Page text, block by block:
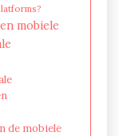
mobiele
de mobiele